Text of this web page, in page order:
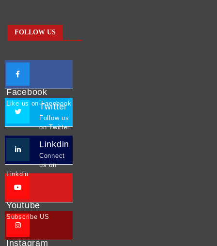
FOLLOW US
Facebook
Like us on Facebook
Twitter
Follow us
on Twitter
Linkdin
Connect
us on
Linkdin
Youtube
Subscribe US
Instagram